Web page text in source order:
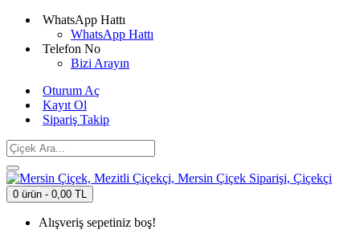
WhatsApp Hattı
WhatsApp Hattı
Telefon No
Bizi Arayın
Oturum Aç
Kayıt Ol
Sipariş Takip
0 ürün - 0,00 TL
Alışveriş sepetiniz boş!